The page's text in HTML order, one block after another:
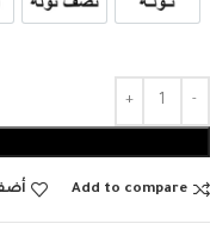
Add to compare